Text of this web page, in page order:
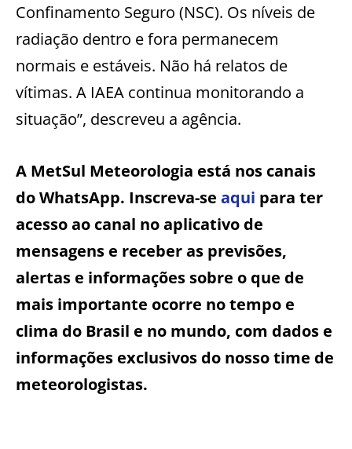
Confinamento Seguro (NSC). Os níveis de
radiação dentro e fora permanecem
normais e estáveis. Não há relatos de
vítimas. A IAEA continua monitorando a
situação”, descreveu a agência.
A MetSul Meteorologia está nos canais
do WhatsApp. Inscreva-se aqui para ter
acesso ao canal no aplicativo de
mensagens e receber as previsões,
alertas e informações sobre o que de
mais importante ocorre no tempo e
clima do Brasil e no mundo, com dados e
informações exclusivos do nosso time de
meteorologistas.